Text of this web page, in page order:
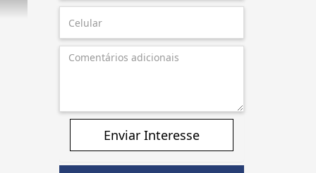
Enviar Interesse